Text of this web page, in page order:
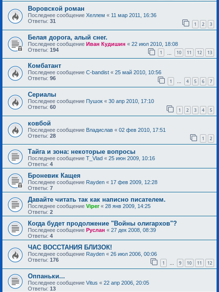
Воровской роман
Последнее сообщение Хеллем « 11 мар 2011, 16:36
Ответы: 31 1 2 3
Белая дорога, алый снег.
Последнее сообщение Иван Кудишин « 22 июл 2010, 18:08
Ответы: 194 1 10 11 12 13
Комбатант
Последнее сообщение C-bandist « 25 май 2010, 10:56
Ответы: 96 1 … 4 5 6 7
Сериалы
Последнее сообщение Пушок « 30 апр 2010, 17:10
Ответы: 60 1 2 3 4 5
ковбой
Последнее сообщение Владислав « 02 фев 2010, 17:51
Ответы: 28 1 2
Тайга и зона: некоторые вопросы
Последнее сообщение T_Vlad « 25 июн 2009, 10:16
Ответы: 4
Броневик Кащея
Последнее сообщение Rayden « 17 фев 2009, 12:28
Ответы: 7
Давайте читать так как написно писателем.
Последнее сообщение Viper« 28 янв 2009, 14:25
Ответы: 2
Когда будет продолжение "Войны олигархов"?
Последнее сообщение Руслан « 27 дек 2008, 08:39
Ответы: 4
ЧАС ВОССТАНИЯ БЛИЗОК!
Последнее сообщение Rayden « 26 июл 2006, 00:06
Ответы: 176 1 … 9 10 11 12
Оппаньки...
Последнее сообщение Vitus « 22 апр 2006, 20:05
Ответы: 13